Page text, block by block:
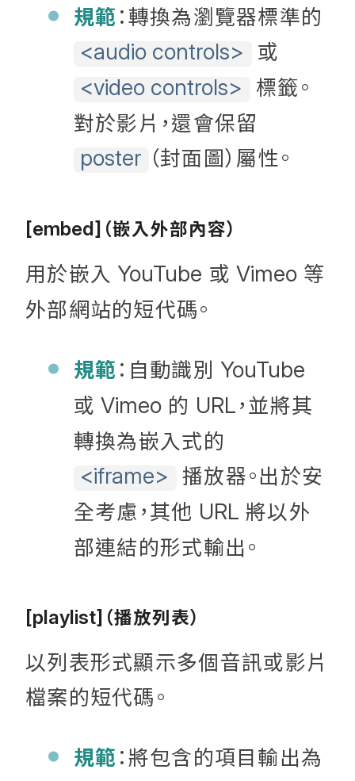
規範：轉換為瀏覽器標準的
<audio controls> 或
<video controls> 標籤。
對於影片，還會保留
poster （封面圖）屬性。
[embed] （嵌入外部內容）
用於嵌入 YouTube 或 Vimeo 等
外部網站的短代碼。
規範：自動識別 YouTube
或 Vimeo 的 URL，並將其
轉換為嵌入式的
<iframe> 播放器。出於安
全考慮，其他 URL 將以外
部連結的形式輸出。
[playlist] （播放列表）
以列表形式顯示多個音訊或影片
檔案的短代碼。
規範：將包含的項目輸出為